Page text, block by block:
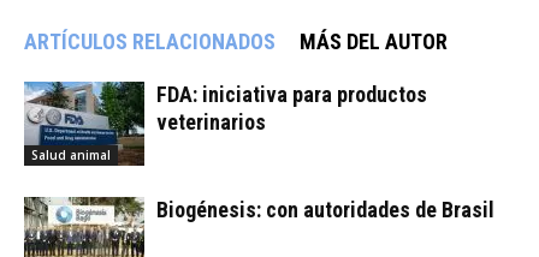
ARTÍCULOS RELACIONADOS MÁS DEL AUTOR
Salud animal
FDA: iniciativa para productos
veterinarios
Biogénesis: con autoridades de Brasil